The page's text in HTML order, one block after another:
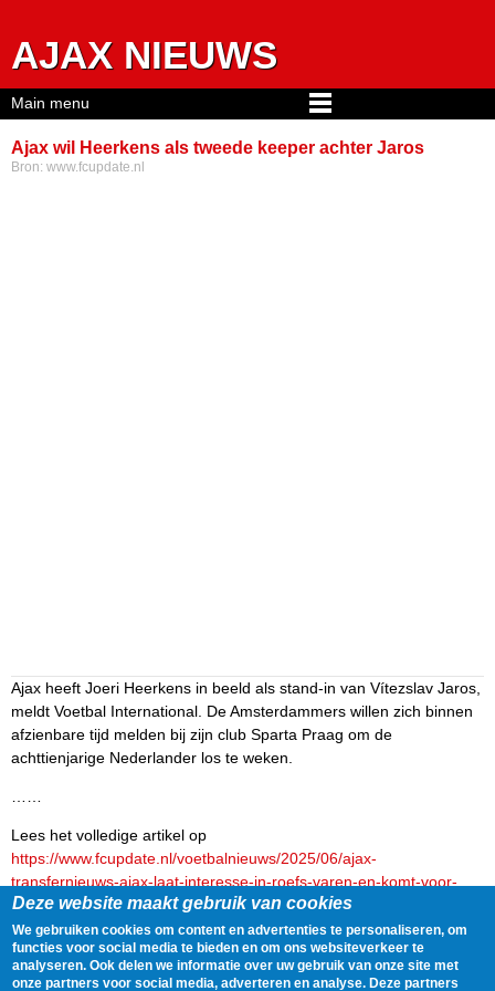
AJAX NIEUWS
Ajax wil Heerkens als tweede keeper achter Jaros
Bron: www.fcupdate.nl
Ajax heeft Joeri Heerkens in beeld als stand-in van Vítezslav Jaros,
meldt Voetbal International. De Amsterdammers willen zich binnen
afzienbare tijd melden bij zijn club Sparta Praag om de
achttienjarige Nederlander los te weken.
Lees het volledige artikel op
https://www.fcupdate.nl/voetbalnieuws/2025/06/ajax-
transfernieuws-ajax-laat-interesse-in-roefs-varen-en-komt-voor-
keeperszoektocht-uit-in-tsjechie
Delen Tweet 17 June, 2025 - 10:46
Main menu
Deze website maakt gebruik van cookies
We gebruiken cookies om content en advertenties te personaliseren, om
functies voor social media te bieden en om ons websiteverkeer te
analyseren. Ook delen we informatie over uw gebruik van onze site met
onze partners voor social media, adverteren en analyse. Deze partners